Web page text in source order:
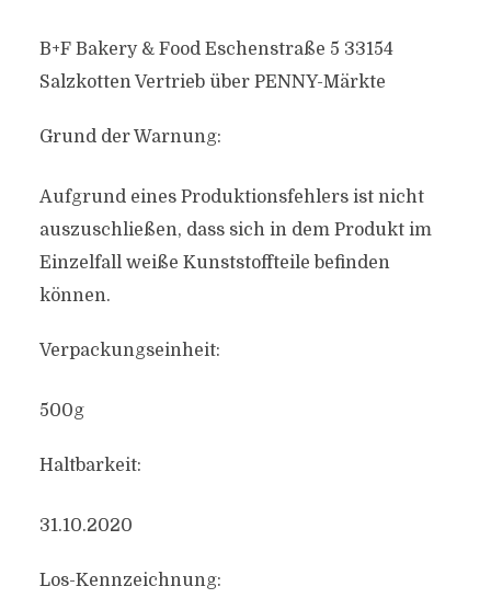
B+F Bakery & Food Eschenstraße 5 33154
Salzkotten Vertrieb über PENNY-Märkte
Grund der Warnung:
Aufgrund eines Produktionsfehlers ist nicht
auszuschließen, dass sich in dem Produkt im
Einzelfall weiße Kunststoffteile befinden
können.
Verpackungseinheit:
500g
Haltbarkeit:
31.10.2020
Los-Kennzeichnung: